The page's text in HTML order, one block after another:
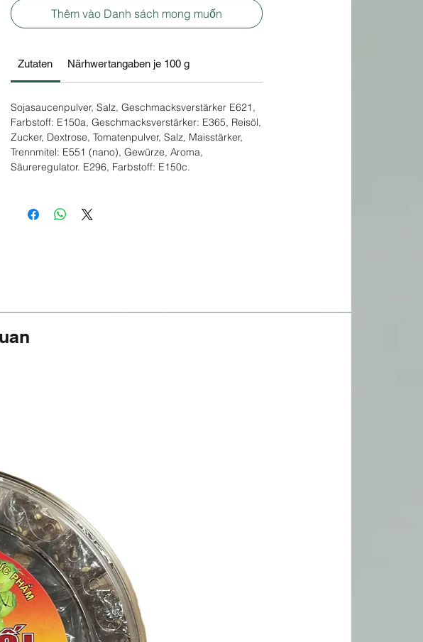
Thêm vào Danh sách mong muốn
Zutaten Närhwertangaben je 100 g
Sojasaucenpulver, Salz, Geschmacksverstärker E621,
Farbstoff: E150a, Geschmacksverstärker: E365, Reisöl,
Zucker, Dextrose, Tomatenpulver, Salz, Maisstärker,
Trennmitel: E551 (nano), Gewürze, Aroma,
Säureregulator. E296, Farbstoff: E150c.